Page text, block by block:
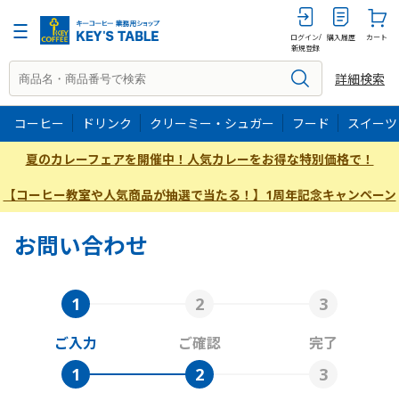
ログイン/
新規登録
購入履歴 カート
詳細検索
コーヒー ドリンク クリーミー・シュガー フード スイーツ
夏のカレーフェアを開催中！人気カレーをお得な特別価格で！
【コーヒー教室や人気商品が抽選で当たる！】1周年記念キャンペーン
お問い合わせ
ご入力 ご確認 完了